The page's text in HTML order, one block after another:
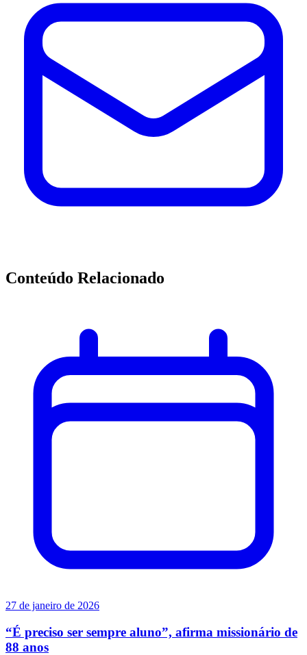
Conteúdo Relacionado
27 de janeiro de 2026
“É preciso ser sempre aluno”, afirma missionário de
88 anos